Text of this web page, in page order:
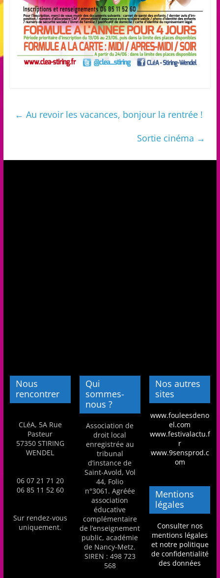
← Au revoir les vacances, bonjour la rentrée !
Sortie cinéma →
Nous
rencontrer
CLéA, 5A Rue
Pasteur
57350 STIRING
WENDEL
06 07 21 71 20
06 85 11 52 60
Sur rendez-vous
uniquement.
Qui
sommes-
nous ?
Association de
droit local
enregistrée au
tribunal
d’instance de
Saint-Avold, Vol
44, Folio
n°3061. Agréée
association
éducative
complémentaire
de l’enseignement
public, académie
de Nancy-Metz.
SIREN : 498 723
568
Nos autres
sites
www.fouleesdeno
el.com
www.festivalactu.f
r
www.9sensprod.c
om
Mentions
légales
Consulter nos
mentions légales
et notre politique
de confidentialité
des données